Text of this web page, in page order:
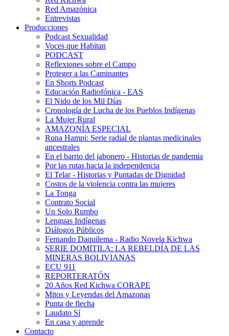
Red Amazónica
Entrevistas
Producciones
Podcast Sexualidad
Voces que Habitan
PODCAST
Reflexiones sobre el Campo
Proteger a las Caminantes
En Shorts Podcast
Educación Radiofónica - EAS
El Nido de los Mil Días
Cronología de Lucha de los Pueblos Indígenas
La Mujer Rural
AMAZONÍA ESPECIAL
Runa Hampi: Serie radial de plantas medicinales
ancestrales
En el barrio del jabonero - Historias de pandemia
Por las rutas hacia la independencia
El Telar - Historias y Puntadas de Dignidad
Costos de la violencia contra las mujeres
La Tonga
Contrato Social
Un Solo Rumbo
Lenguas Indígenas
Diálogos Públicos
Fernando Daquilema - Radio Novela Kichwa
SERIE DOMITILA: LA REBELDÍA DE LAS
MINERAS BOLIVIANAS
ECU 911
REPORTERATÓN
20 Años Red Kichwa CORAPE
Mitos y Leyendas del Amazonas
Punta de flecha
Laudato Sí
En casa y aprende
Contacto